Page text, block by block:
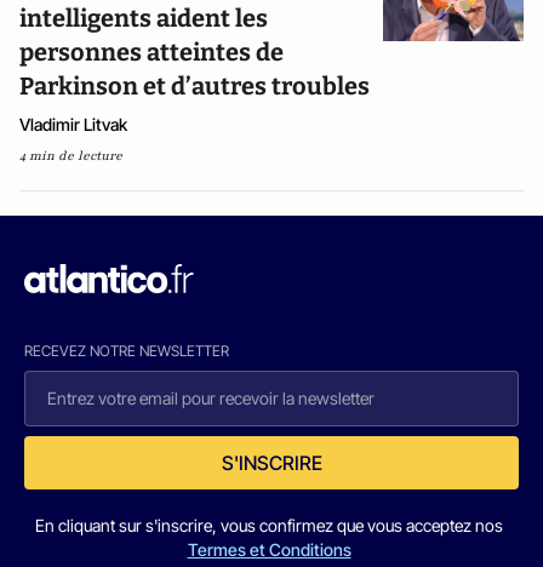
intelligents aident les
personnes atteintes de
Parkinson et d’autres troubles
Vladimir Litvak
4 min de lecture
RECEVEZ NOTRE NEWSLETTER
S'INSCRIRE
En cliquant sur s'inscrire, vous confirmez que vous acceptez nos
Termes et Conditions